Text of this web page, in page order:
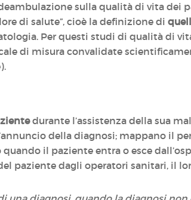
sulla qualità di vita dei
di salute”, cioè la definizione di
Per questi studi di qualità di
di misura convalidate
durante l’assistenza della sua
della diagnosi; mappano il
il paziente entra o esce
paziente dagli operatori sanitari, il